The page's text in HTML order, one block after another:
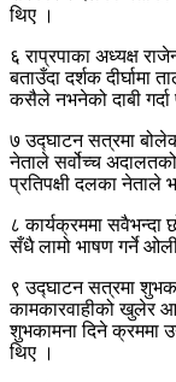
थिए ।
६ राप्रपाका अध्यक्ष
बताउँदा दर्शक
कसैले नभनेको दाबी गर्दा
७ उद्घाटन सत्रमा
नेताले सर्वोच्च
प्रतिपक्षी दलका नेताले
८ कार्यक्रममा सवैभन्दा
सँधै लामो भाषण गर्ने
९ उद्घाटन सत्रमा
कामकारवाहीको खुलेर
शुभकामना दिने क्रममा
थिए ।